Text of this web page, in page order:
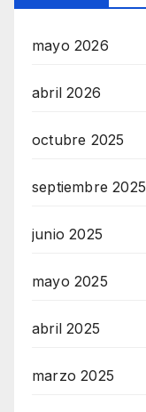
mayo 2026
abril 2026
octubre 2025
septiembre 2025
junio 2025
mayo 2025
abril 2025
marzo 2025